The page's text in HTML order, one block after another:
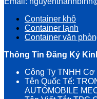
Container khô
Container lạnh
Container văn
Thông Tin Đăng Ký
Công Ty TNHH Cơ
Tên Quốc Tế:
AUTOMOBILE